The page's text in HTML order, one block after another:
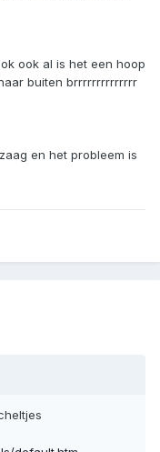
ook al is het een hoop
buiten brrrrrrrrrrrrrr
en het probleem is